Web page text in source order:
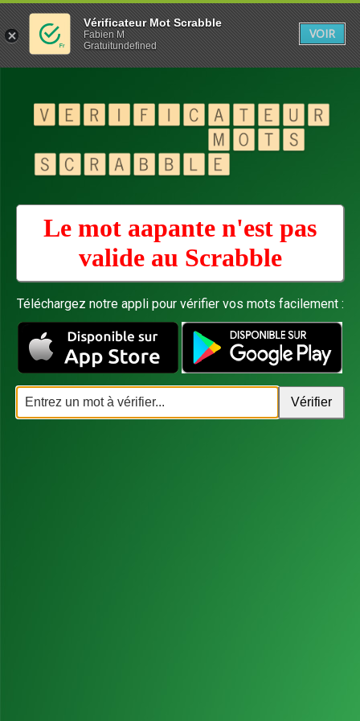
Le mot aapante n'est pas
valide au Scrabble
Téléchargez notre appli pour vérifier vos mots facilement :
Vérificateur Mot Scrabble
Fabien M
Gratuitundefined
VOIR